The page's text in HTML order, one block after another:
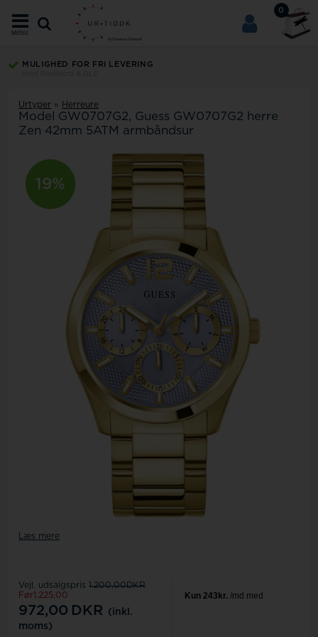
0
MENU
MULIGHED FOR FRI LEVERING
Urtyper » Herreure
Model GW0707G2
Guess GW0707G2 herre
Zen 42mm 5ATM armbåndsur
21%
19%
Læs mere
Vejl. udsalgspris 1.200,00DKR
Før1.225,00
972,00 DKR
(inkl.
moms)